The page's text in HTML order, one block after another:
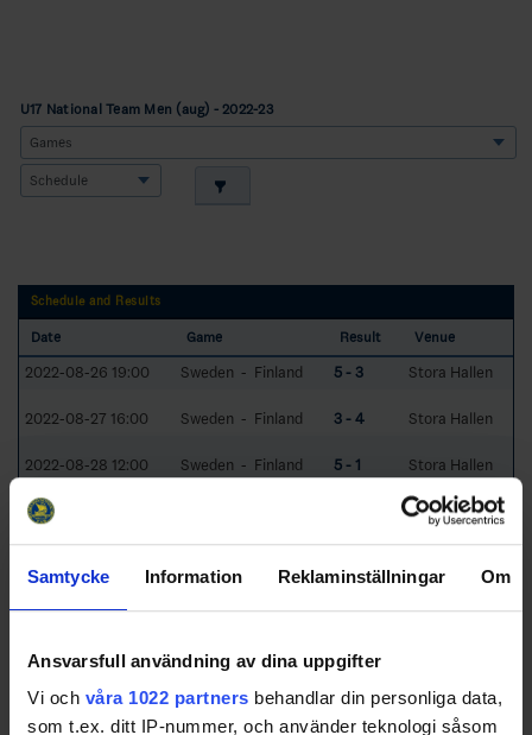
Samtycke Information Reklaminställningar Om
Ansvarsfull användning av dina uppgifter
Vi och våra 1022 partners behandlar din personliga data,
som t.ex. ditt IP-nummer, och använder teknologi såsom
U17 National Team Men (aug) - 2022-23
Schedule and Results
Date Game Result Venue
2022-08-26 19:00 Sweden - Finland 5 - 3 Stora Hallen
2022-08-27 16:00 Sweden - Finland 3 - 4 Stora Hallen
2022-08-28 12:00 Sweden - Finland 5 - 1 Stora Hallen
Swehockey – Svenska Ishockeyförbundets officiella app
Swehockey ger dig tillgång till nyheter, livebevakning